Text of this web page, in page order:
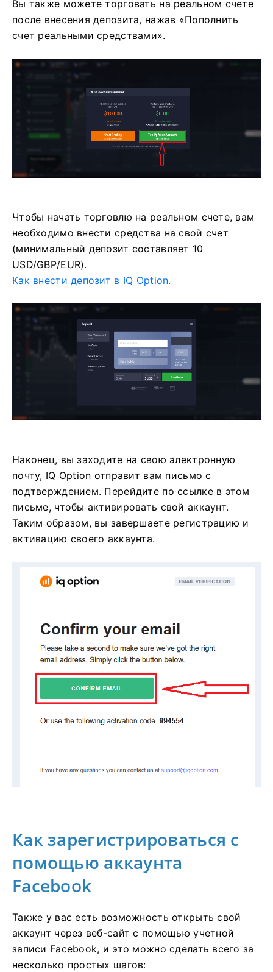
Вы также можете торговать на реальном счете
после внесения депозита, нажав «Пополнить
счет реальными средствами».
Чтобы начать торговлю на реальном счете, вам
необходимо внести средства на свой счет
(минимальный депозит составляет 10
USD/GBP/EUR).
Как внести депозит в IQ Option.
Наконец, вы заходите на свою электронную
почту, IQ Option отправит вам письмо с
подтверждением. Перейдите по ссылке в этом
письме, чтобы активировать свой аккаунт.
Таким образом, вы завершаете регистрацию и
активацию своего аккаунта.
Как зарегистрироваться с
помощью аккаунта
Facebook
Также у вас есть возможность открыть свой
аккаунт через веб-сайт с помощью учетной
записи Facebook, и это можно сделать всего за
несколько простых шагов: